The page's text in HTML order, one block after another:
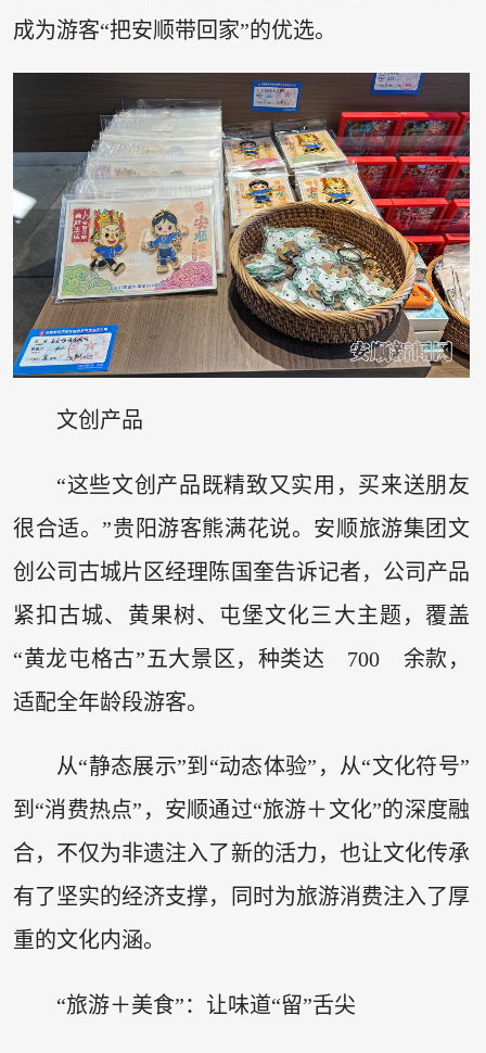
成为游客“把安顺带回家”的优选。
文创产品
“这些文创产品既精致又实用，买来送朋友
很合适。”贵阳游客熊满花说。安顺旅游集团文
创公司古城片区经理陈国奎告诉记者，公司产品
紧扣古城、黄果树、屯堡文化三大主题，覆盖
“黄龙屯格古”五大景区，种类达 700 余款，
适配全年龄段游客。
从“静态展示”到“动态体验”，从“文化符号”
到“消费热点”，安顺通过“旅游＋文化”的深度融
合，不仅为非遗注入了新的活力，也让文化传承
有了坚实的经济支撑，同时为旅游消费注入了厚
重的文化内涵。
“旅游＋美食”：让味道“留”舌尖